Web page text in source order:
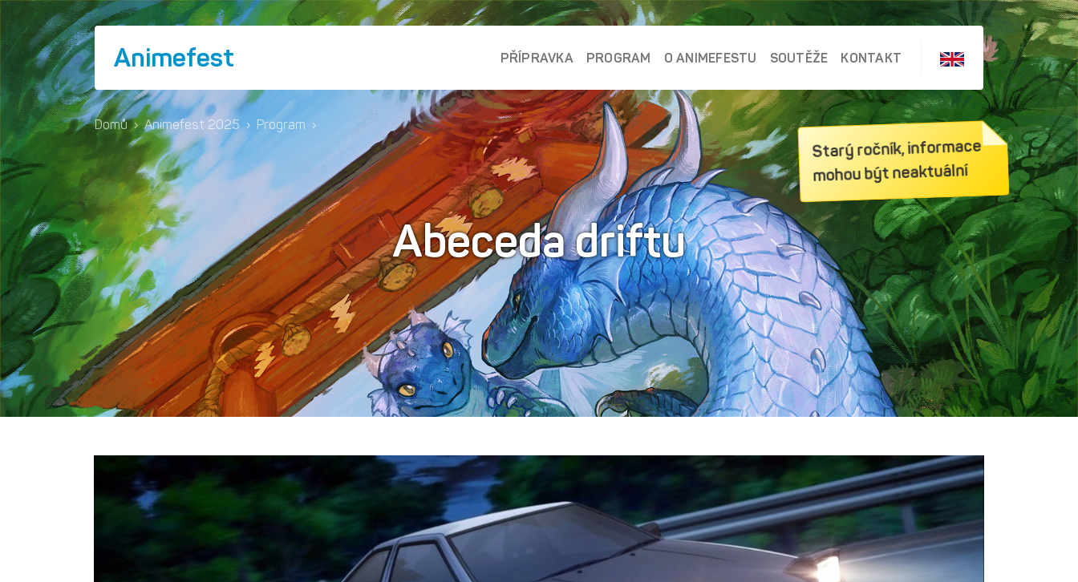
Animefest PŘÍPRAVKA PROGRAM O ANIMEFESTU SOUTĚŽE KONTAKT
Domů › Animefest 2025 › Program ›
Abeceda driftu
Starý ročník, informace
mohou být neaktuální